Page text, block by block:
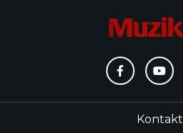
Kontakt